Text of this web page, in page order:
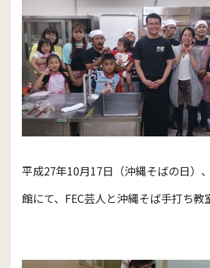
平成27年10月17日（沖縄そばの日）
館にて、FEC芸人と沖縄そば手打ち教